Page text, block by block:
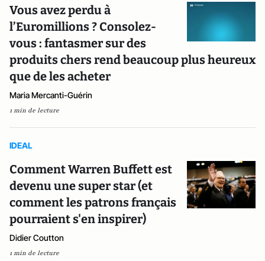
Vous avez perdu à
l’Euromillions ? Consolez-
vous : fantasmer sur des
produits chers rend beaucoup plus heureux
que de les acheter
Maria Mercanti-Guérin
1 min de lecture
IDEAL
Comment Warren Buffett est
devenu une super star (et
comment les patrons français
pourraient s'en inspirer)
Didier Coutton
1 min de lecture